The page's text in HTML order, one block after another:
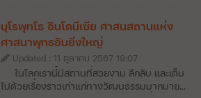
มหัศจรรย์ของโลกที่มีนักท่องเที่ยวแวะมาเยี่ยม
ชมเป็นจำนวนมาก เพื่อมาสัมผัสถึงความ
อลังการของสถาปัตยกรรมที่ถูกสร้างขึ้นเป็น
อนุสรณ์แห่งความรักใจกลางเมืองอัครา รวมถึง
สวนขนาดใหญ่ที่อยู่ตรงข้ามทัชมาฮาลเองก็ช่วย
เติมเต็มความโรแมนติกให้กับที่เที่ยวแห่งนี้ได้
บุโรพุทโธ อินโดนีเซีย ศาสนสถานแห่ง
ศาสนาพุทธอันยิ่งใหญ่
Updated : 11 ตุลาคม 2567 19:07
ในโลกเรานี้มีสถานที่สวยงาม ลึกลับ และเต็ม
ไปด้วยเรื่องราวเก่าแก่ทางวัฒนธรรมมากมาย